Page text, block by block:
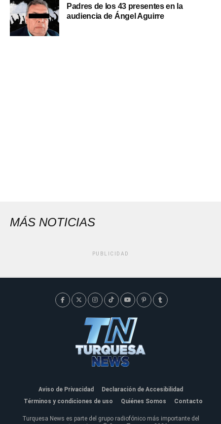
Padres de los 43 presentes en la
audiencia de Ángel Aguirre
MÁS NOTICIAS
PUBLICIDAD
Aviso de Privacidad
Declaración de Accesibilidad
Términos y condiciones de uso
Quiénes Somos Contacto
Turquesa News es parte del grupo radiofónico más importante del